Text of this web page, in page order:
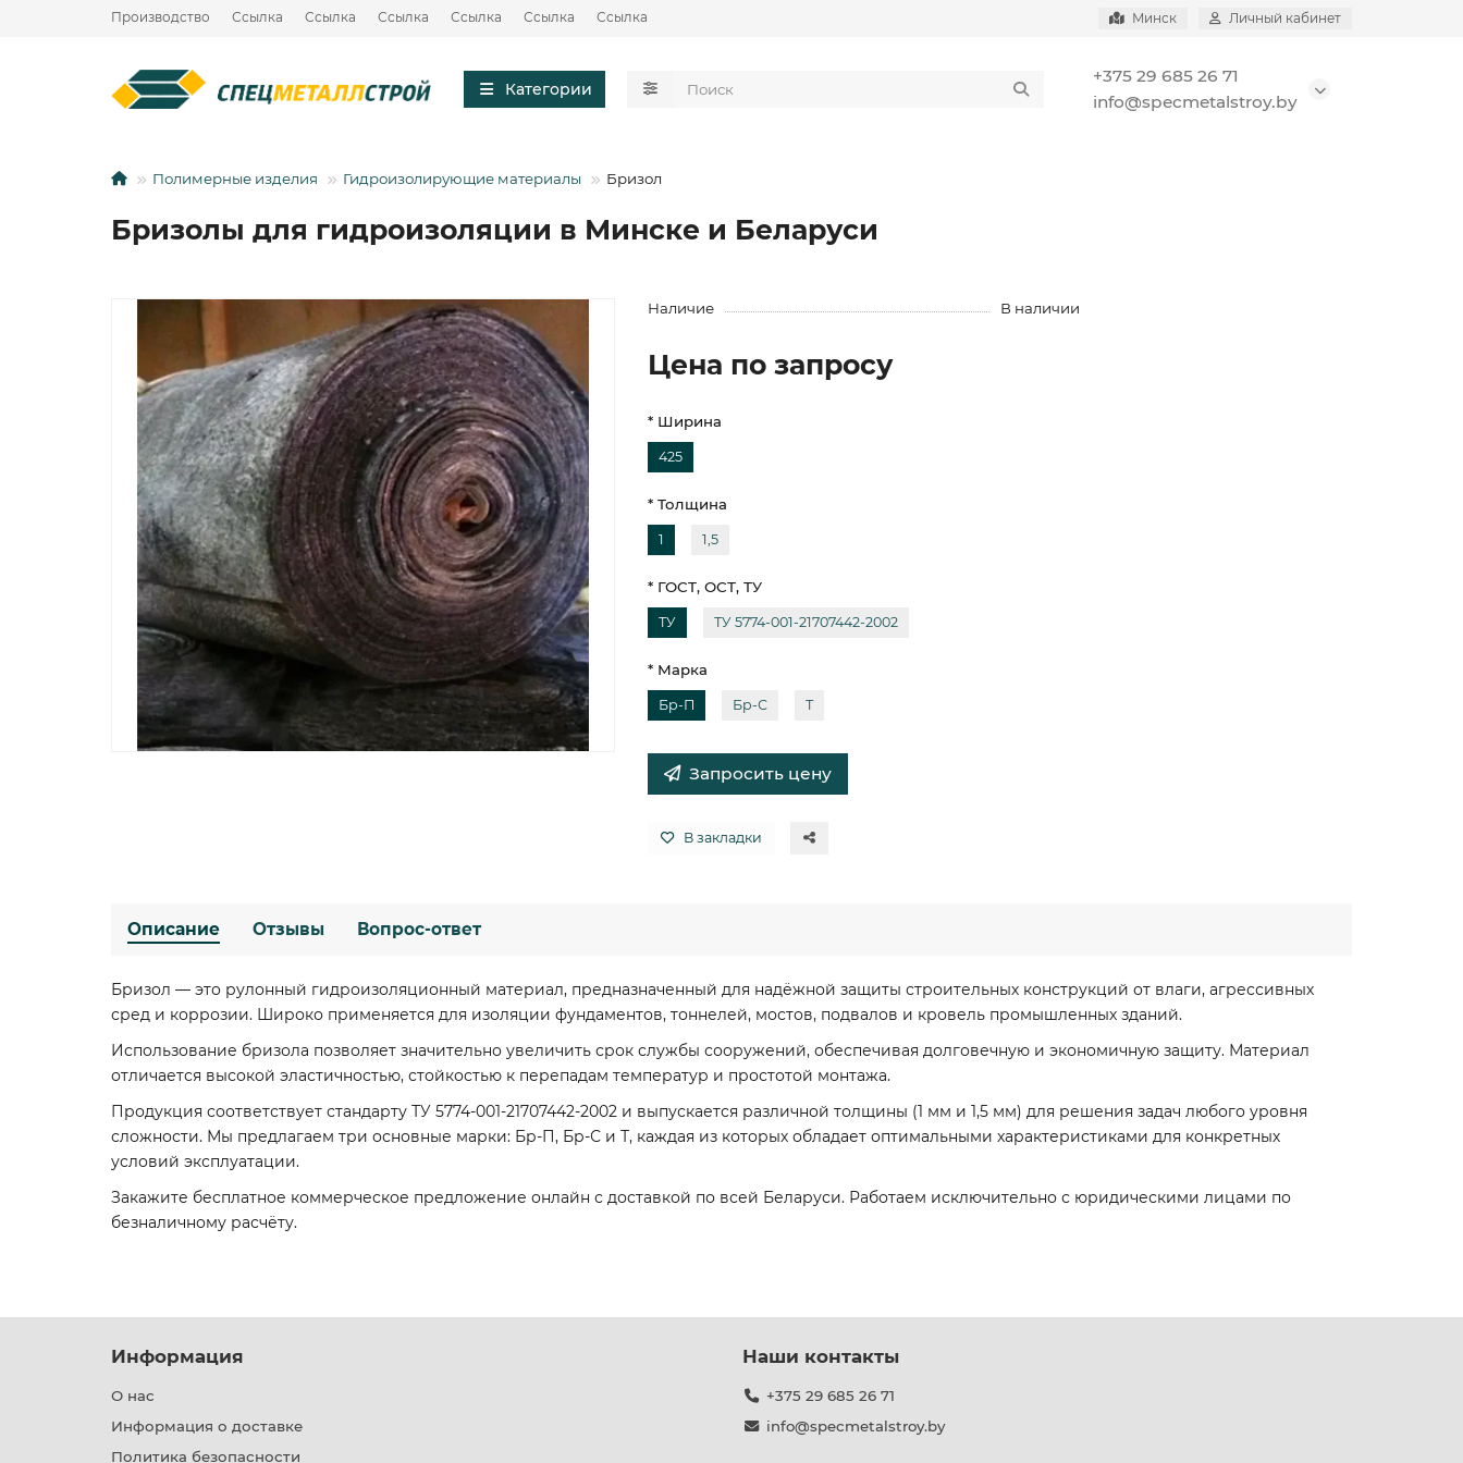
Производство Ссылка Ссылка Ссылка Ссылка Ссылка Ссылка Минск Личный кабинет
Категории
+375 29 685 26 71
info@specmetalstroy.by
Полимерные изделия Гидроизолирующие материалы Бризол
Бризолы для гидроизоляции в Минске и Беларуси
Наличие В наличии
Цена по запросу
* Ширина
425
* Толщина
1 1,5
* ГОСТ, ОСТ, ТУ
ТУ ТУ 5774-001-21707442-2002
* Марка
Бр-П Бр-С Т
Запросить цену
В закладки
Описание Отзывы Вопрос-ответ
Бризол — это рулонный гидроизоляционный материал, предназначенный для надёжной защиты строительных конструкций от влаги, агрессивных
сред и коррозии. Широко применяется для изоляции фундаментов, тоннелей, мостов, подвалов и кровель промышленных зданий.
Использование бризола позволяет значительно увеличить срок службы сооружений, обеспечивая долговечную и экономичную защиту. Материал
отличается высокой эластичностью, стойкостью к перепадам температур и простотой монтажа.
Продукция соответствует стандарту ТУ 5774-001-21707442-2002 и выпускается различной толщины (1 мм и 1,5 мм) для решения задач любого уровня
сложности. Мы предлагаем три основные марки: Бр-П, Бр-С и Т, каждая из которых обладает оптимальными характеристиками для конкретных
условий эксплуатации.
Закажите бесплатное коммерческое предложение онлайн с доставкой по всей Беларуси. Работаем исключительно с юридическими лицами по
безналичному расчёту.
Информация
О нас
Информация о доставке
Политика безопасности
Наши контакты
+375 29 685 26 71
info@specmetalstroy.by